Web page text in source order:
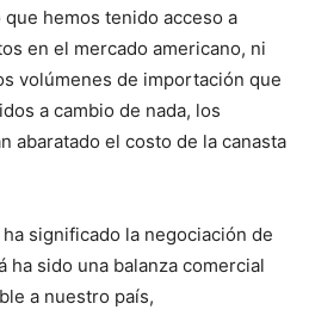
hemos tenido acceso a
en el mercado americano, ni
volúmenes de importación que
a cambio de nada, los
abaratado el costo de la canasta
significado la negociación de
ha sido una balanza comercial
a nuestro país,